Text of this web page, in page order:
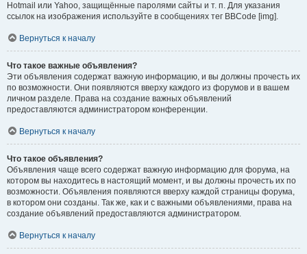
Hotmail или Yahoo, защищённые паролями сайты и т. п. Для указания
ссылок на изображения используйте в сообщениях тег BBCode [img].
Вернуться к началу
Что такое важные объявления?
Эти объявления содержат важную информацию, и вы должны прочесть их
по возможности. Они появляются вверху каждого из форумов и в вашем
личном разделе. Права на создание важных объявлений
предоставляются администратором конференции.
Вернуться к началу
Что такое объявления?
Объявления чаще всего содержат важную информацию для форума, на
котором вы находитесь в настоящий момент, и вы должны прочесть их по
возможности. Объявления появляются вверху каждой страницы форума,
в котором они созданы. Так же, как и с важными объявлениями, права на
создание объявлений предоставляются администратором.
Вернуться к началу